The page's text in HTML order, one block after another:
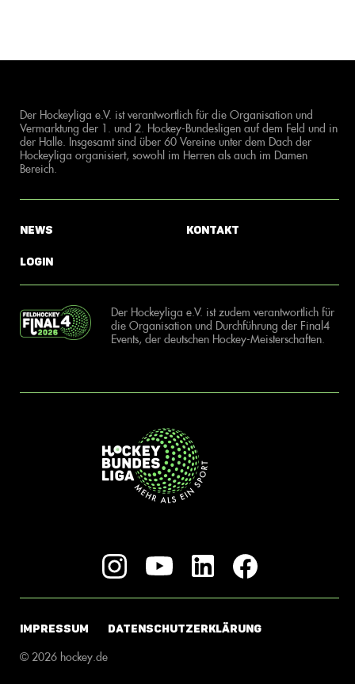
Der Hockeyliga e.V. ist verantwortlich für die Organisation und
Vermarktung der 1. und 2. Hockey-Bundesligen auf dem Feld und in
der Halle. Insgesamt sind über 60 Vereine unter dem Dach der
Hockeyliga organisiert, sowohl im Herren als auch im Damen
Bereich.
News
Login
Kontakt
Der Hockeyliga e.V. ist zudem verantwortlich für
die Organisation und Durchführung der Final4
Events, der deutschen Hockey-Meisterschaften.
IMPRESSUM DATENSCHUTZERKLÄRUNG
© 2026 hockey.de